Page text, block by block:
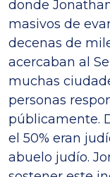
donde
masivos de
decenas de
acercaban al
muchas
personas
públicamente.
el 50% eran
abuelo judío.